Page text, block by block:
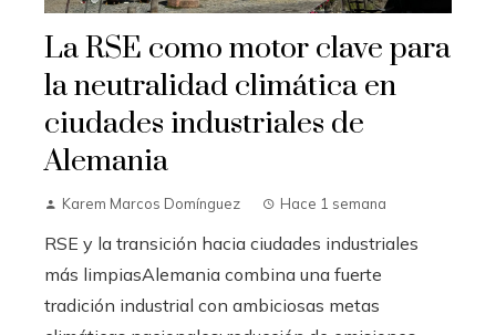
La RSE como motor clave para
la neutralidad climática en
ciudades industriales de
Alemania
Karem Marcos Domínguez Hace 1 semana
RSE y la transición hacia ciudades industriales
más limpiasAlemania combina una fuerte
tradición industrial con ambiciosas metas